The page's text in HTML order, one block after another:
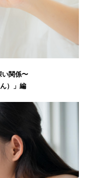
い関係〜
）」編